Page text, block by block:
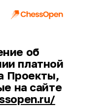
об
платной
Проекты,
на сайте